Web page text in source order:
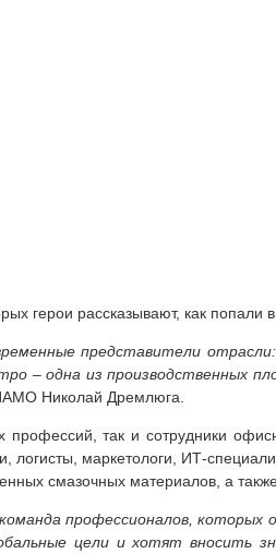
герои рассказывают, как попали
представители
– одна из производственных
Николай Дремлюга.
профессий, так и сотрудники
логисты, маркетологи, ИТ-
смазочных материалов, а
профессионалов,
цели и хотят вносить